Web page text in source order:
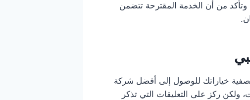
من أن الخدمة المقترحة تتضمن
خياراتك للوصول إلى أفضل شركة
ولكن ركز على التعليقات التي تذكر